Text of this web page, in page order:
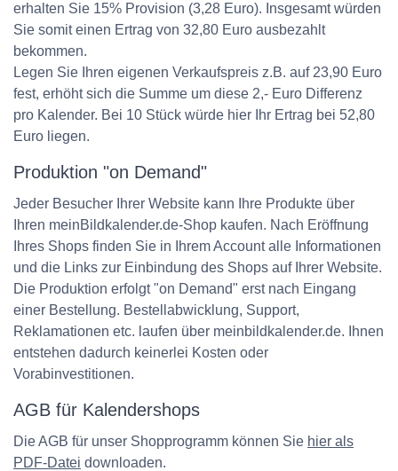
erhalten Sie 15% Provision (3,28 Euro). Insgesamt würden
Sie somit einen Ertrag von 32,80 Euro ausbezahlt
bekommen.
Legen Sie Ihren eigenen Verkaufspreis z.B. auf 23,90 Euro
fest, erhöht sich die Summe um diese 2,- Euro Differenz
pro Kalender. Bei 10 Stück würde hier Ihr Ertrag bei 52,80
Euro liegen.
Produktion "on Demand"
Jeder Besucher Ihrer Website kann Ihre Produkte über
Ihren meinBildkalender.de-Shop kaufen. Nach Eröffnung
Ihres Shops finden Sie in Ihrem Account alle Informationen
und die Links zur Einbindung des Shops auf Ihrer Website.
Die Produktion erfolgt "on Demand" erst nach Eingang
einer Bestellung. Bestellabwicklung, Support,
Reklamationen etc. laufen über meinbildkalender.de. Ihnen
entstehen dadurch keinerlei Kosten oder
Vorabinvestitionen.
AGB für Kalendershops
Die AGB für unser Shopprogramm können Sie hier als
PDF-Datei downloaden.